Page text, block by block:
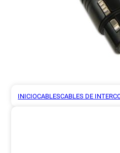
INICIOCABLESCABLES DE